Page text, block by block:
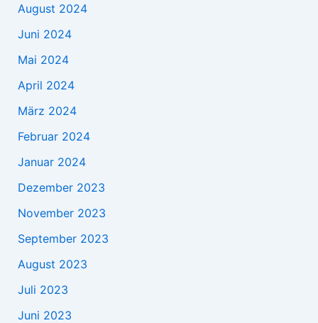
August 2024
Juni 2024
Mai 2024
April 2024
März 2024
Februar 2024
Januar 2024
Dezember 2023
November 2023
September 2023
August 2023
Juli 2023
Juni 2023